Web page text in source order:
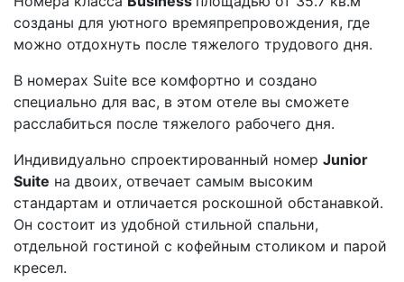
созданы для уютного времяпрепровождения, где
можно отдохнуть после тяжелого трудового дня.
В номерах Suite все комфортно и создано
специально для вас, в этом отеле вы сможете
расслабиться после тяжелого рабочего дня.
Индивидуально спроектированный номер Junior
Suite на двоих, отвечает самым высоким
стандартам и отличается роскошной обстанавкой.
Он состоит из удобной стильной спальни,
отдельной гостиной с кофейным столиком и парой
кресел.